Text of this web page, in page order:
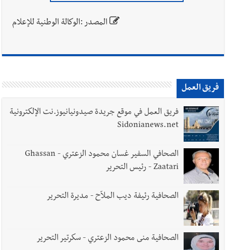
المصدر :الوكالة الوطنية للإعلام
فريق العمل
فريق العمل في موقع جريدة صيدونيانيوز.نت الإلكترونية
Sidonianews.net
الصحافي السفير غسان محمود الزعتري - Ghassan
Zaatari - رئيس التحرير
الصحافية رئيفة ديب الملاّح - مديرة التحرير
الصحافية منى محمود الزعتري - سكرتير التحرير